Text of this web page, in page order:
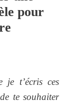
pour
je t’écris ces
te souhaiter